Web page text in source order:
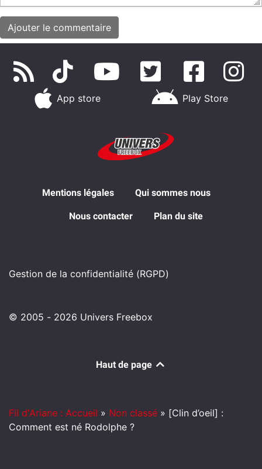
App store Play Store
Mentions légales Qui sommes nous
Nous contacter Plan du site
Gestion de la confidentialité (RGPD)
© 2005 - 2026 Univers Freebox
Haut de page
Fil d'Ariane : Accueil » Non classé » [Clin d’oeil] :
Comment est né Rodolphe ?